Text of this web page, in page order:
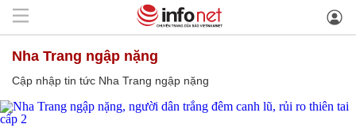
Nha Trang ngập nặng
Cập nhập tin tức Nha Trang ngập nặng